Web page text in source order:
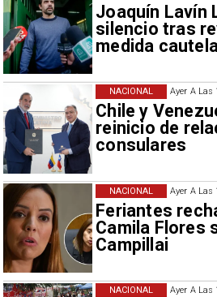
Joaquín Lavín
silencio tras
medida
Ayer A Las
Chile y
reinicio de
consulares
NACIONAL
Ayer A Las
Feriantes
Camila Flores
Campillai
NACIONAL
Ayer A Las
NACIONAL